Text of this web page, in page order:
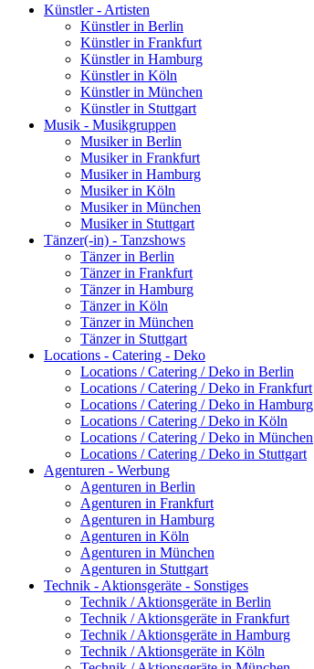
Künstler - Artisten
Künstler in Berlin
Künstler in Frankfurt
Künstler in Hamburg
Künstler in Köln
Künstler in München
Künstler in Stuttgart
Musik - Musikgruppen
Musiker in Berlin
Musiker in Frankfurt
Musiker in Hamburg
Musiker in Köln
Musiker in München
Musiker in Stuttgart
Tänzer(-in) - Tanzshows
Tänzer in Berlin
Tänzer in Frankfurt
Tänzer in Hamburg
Tänzer in Köln
Tänzer in München
Tänzer in Stuttgart
Locations - Catering - Deko
Locations / Catering / Deko in Berlin
Locations / Catering / Deko in Frankfurt
Locations / Catering / Deko in Hamburg
Locations / Catering / Deko in Köln
Locations / Catering / Deko in München
Locations / Catering / Deko in Stuttgart
Agenturen - Werbung
Agenturen in Berlin
Agenturen in Frankfurt
Agenturen in Hamburg
Agenturen in Köln
Agenturen in München
Agenturen in Stuttgart
Technik - Aktionsgeräte - Sonstiges
Technik / Aktionsgeräte in Berlin
Technik / Aktionsgeräte in Frankfurt
Technik / Aktionsgeräte in Hamburg
Technik / Aktionsgeräte in Köln